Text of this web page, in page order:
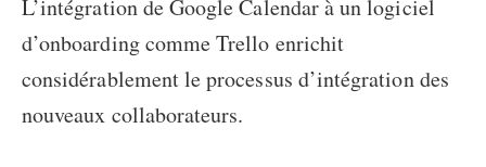
L’intégration de Google Calendar à un logiciel
d’onboarding comme Trello enrichit
considérablement le processus d’intégration des
nouveaux collaborateurs.